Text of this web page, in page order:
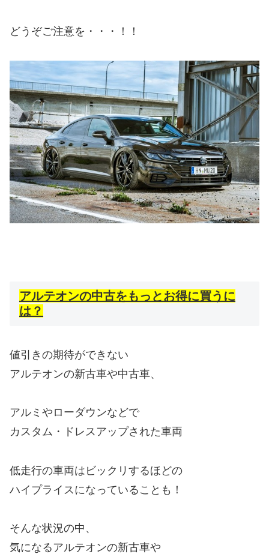
どうぞご注意を・・・！！
アルテオンの中古をもっとお得に買うに
は？
値引きの期待ができない
アルテオンの新古車や中古車、
アルミやローダウンなどで
カスタム・ドレスアップされた車両
低走行の車両はビックリするほどの
ハイプライスになっていることも！
そんな状況の中、
気になるアルテオンの新古車や